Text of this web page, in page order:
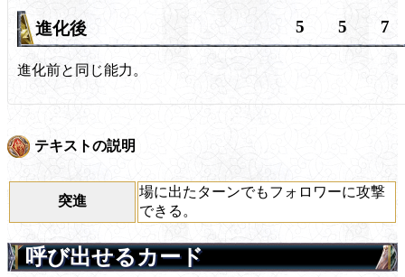
進化後 5 5 7
進化前と同じ能力。
テキストの説明
突進
場に出たターンでもフォロワーに攻撃
できる。
呼び出せるカード